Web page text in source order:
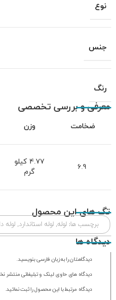
نوع
جنس
رنگ
معرفی و بررسی تخصصی
ضخامت وزن
6.9
4.77 کیلو
گرم
تگ های این محصول
برچسب ها: لوله, لوله استاندارد, لوله
دیدگاه ها
دیدگاهتان را به زبان فارسی بنویسید.
دیدگاه های حاوی لینک و تبلیغاتی منتشر
دیدگاه مرتبط با این محصول را ثبت نمائید.